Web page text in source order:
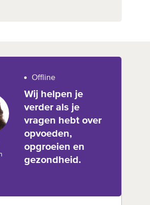
Offline
Wij helpen je
verder als je
vragen hebt over
opvoeden,
opgroeien en
gezondheid.